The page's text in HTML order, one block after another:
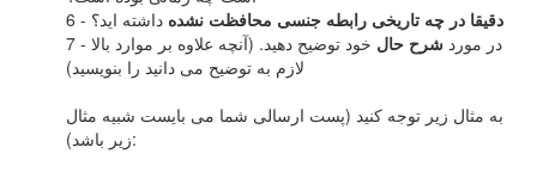
6 -
دقیقا در چه تاریخی رابطه جنسی محافظت نشده داشته اید؟
7 - در مورد شرح حال خود توضیح دهید. (آنچه علاوه بر موارد بالا
لازم به توضیح می دانید را بنویسید)
به مثال زیر توجه کنید (پست ارسالی شما می بایست شبیه مثال
زیر باشد):